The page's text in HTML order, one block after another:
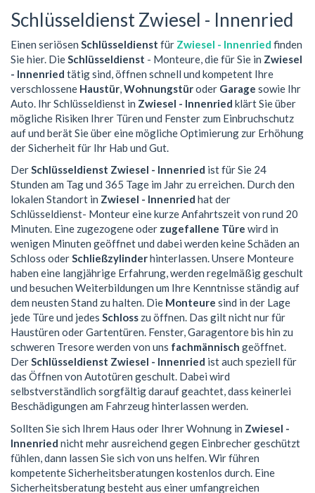
Schlüsseldienst Zwiesel - Innenried
Einen seriösen Schlüsseldienst für Zwiesel - Innenried finden
Sie hier. DieSchlüsseldienst - Monteure, die für Sie in Zwiesel
- Innenried tätig sind, öffnen schnell und kompetent Ihre
verschlossene Haustür,Wohnungstüroder Garage sowie Ihr
Auto. Ihr Schlüsseldienst in Zwiesel - Innenried klärt Sie über
mögliche Risiken Ihrer Türen und Fenster zum Einbruchschutz
auf und berät Sie über eine mögliche Optimierung zur Erhöhung
der Sicherheit für Ihr Hab und Gut.
DerSchlüsseldienst Zwiesel - Innenried ist für Sie 24
Stunden am Tag und 365 Tage im Jahr zu erreichen. Durch den
lokalen Standort in Zwiesel - Innenried hat der
Schlüsseldienst- Monteur eine kurze Anfahrtszeit von rund 20
Minuten. Eine zugezogene oder zugefallene Türe wird in
wenigen Minuten geöffnet und dabei werden keine Schäden an
Schloss oderSchließzylinderhinterlassen. Unsere Monteure
haben eine langjährige Erfahrung, werden regelmäßig geschult
und besuchen Weiterbildungen um Ihre Kenntnisse ständig auf
dem neusten Stand zu halten. Die Monteure sind in der Lage
jede Türe und jedes Schloss zu öffnen. Das gilt nicht nur für
Haustüren oder Gartentüren. Fenster, Garagentore bis hin zu
schweren Tresore werden von uns fachmännisch geöffnet.
DerSchlüsseldienst Zwiesel - Innenried ist auch speziell für
das Öffnen von Autotüren geschult. Dabei wird
selbstverständlich sorgfältig darauf geachtet, dass keinerlei
Beschädigungen am Fahrzeug hinterlassen werden.
Sollten Sie sich Ihrem Haus oder Ihrer Wohnung in Zwiesel -
Innenried nicht mehr ausreichend gegen Einbrecher geschützt
fühlen, dann lassen Sie sich von uns helfen. Wir führen
kompetente Sicherheitsberatungen kostenlos durch. Eine
Sicherheitsberatung besteht aus einer umfangreichen